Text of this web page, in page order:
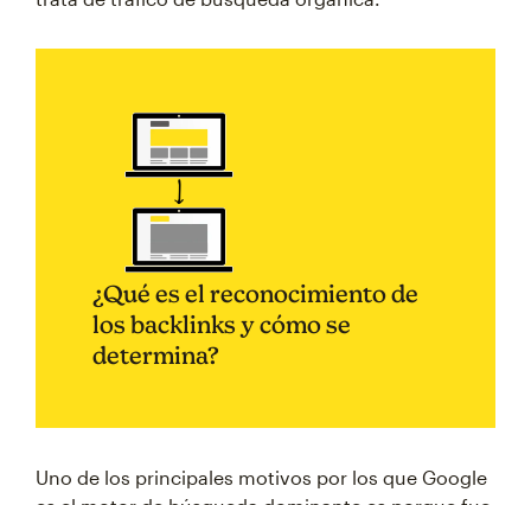
¿Qué es el reconocimiento de
los backlinks y cómo se
determina?
Uno de los principales motivos por los que Google